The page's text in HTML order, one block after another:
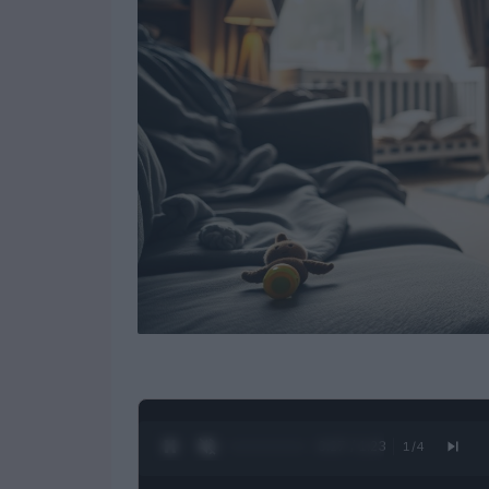
0:28 / 1:23 1 /4